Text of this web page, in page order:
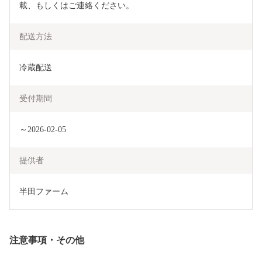
載、もしくはご連絡ください。
配送方法
冷蔵配送
受付期間
～2026-02-05
提供者
半田ファーム
注意事項・その他